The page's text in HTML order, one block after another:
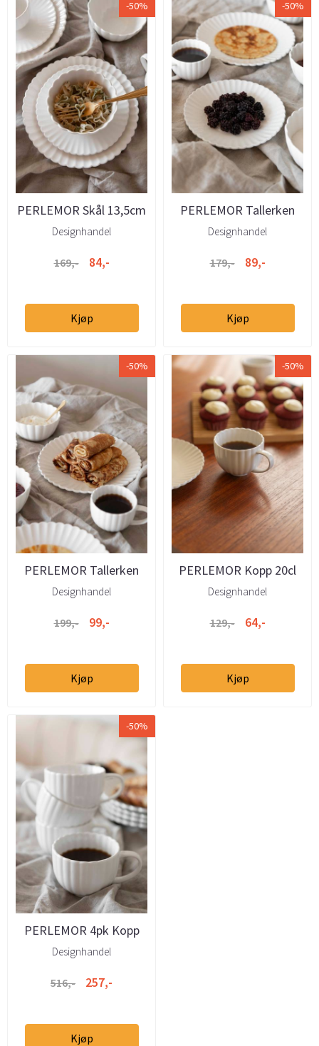
-50%
PERLEMOR Skål 13,5cm
hvit
Designhandel
169,- 84,-
Kjøp
-50%
PERLEMOR Tallerken
20cm hvit
Designhandel
179,- 89,-
Kjøp
-50%
PERLEMOR Tallerken
25cm hvit
Designhandel
199,- 99,-
Kjøp
-50%
PERLEMOR Kopp 20cl
hvit
Designhandel
129,- 64,-
Kjøp
-50%
PERLEMOR 4pk Kopp
20cl hvit
Designhandel
516,- 257,-
Kjøp